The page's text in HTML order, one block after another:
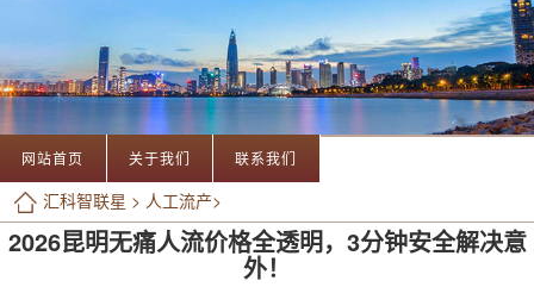
网站首页 关于我们 联系我们
汇科智联星 > 人工流产>
2026昆明无痛人流价格全透明，3分钟安全解决意
外！